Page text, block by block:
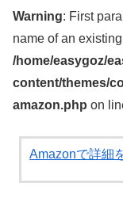
Warning: First
name of an
/home/easygoz/
content/themes/
amazon.php on
Amazonで詳細